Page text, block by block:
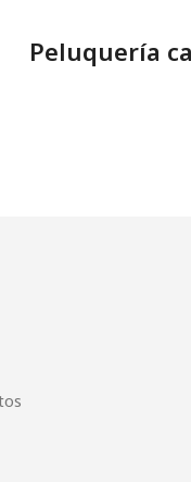
Peluquería